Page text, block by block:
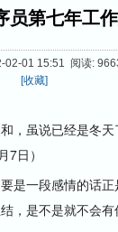
员第七年工
02-01 15:51 阅读:
[收藏]
虽说已经是冬天
日）
一段感情的话正
，是不是就不会有